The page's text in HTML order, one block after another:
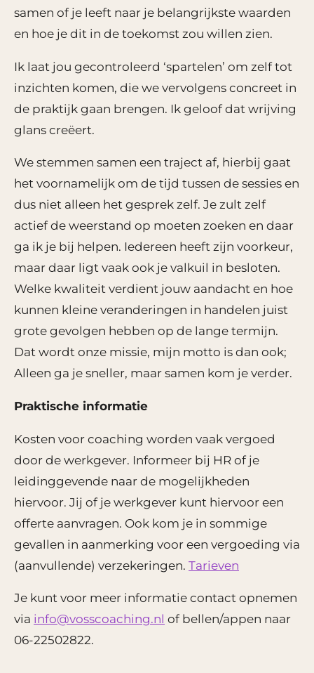
samen of je leeft naar je belangrijkste waarden
en hoe je dit in de toekomst zou willen zien.
Ik laat jou gecontroleerd ‘spartelen’ om zelf tot
inzichten komen, die we vervolgens concreet in
de praktijk gaan brengen. Ik geloof dat wrijving
glans creëert.
We stemmen samen een traject af, hierbij gaat
het voornamelijk om de tijd tussen de sessies en
dus niet alleen het gesprek zelf. Je zult zelf
actief de weerstand op moeten zoeken en daar
ga ik je bij helpen. Iedereen heeft zijn voorkeur,
maar daar ligt vaak ook je valkuil in besloten.
Welke kwaliteit verdient jouw aandacht en hoe
kunnen kleine veranderingen in handelen juist
grote gevolgen hebben op de lange termijn.
Dat wordt onze missie, mijn motto is dan ook;
Alleen ga je sneller, maar samen kom je verder.
Praktische informatie
Kosten voor coaching worden vaak vergoed
door de werkgever. Informeer bij HR of je
leidinggevende naar de mogelijkheden
hiervoor. Jij of je werkgever kunt hiervoor een
offerte aanvragen. Ook kom je in sommige
gevallen in aanmerking voor een vergoeding via
(aanvullende) verzekeringen. Tarieven
Je kunt voor meer informatie contact opnemen
via info@vosscoaching.nl of bellen/appen naar
06-22502822.